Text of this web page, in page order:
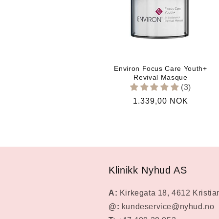
Environ Focus Care Youth+
Revival Masque
(3)
Vanlig
1.339,00 NOK
Klinikk Nyhud AS
A: Kirkegata 18, 4612
@: kundeservice@nyhud.no